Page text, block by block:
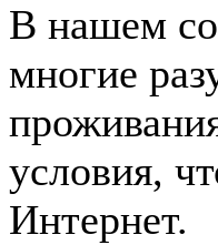
В нашем
многие
условия,
Интернет.